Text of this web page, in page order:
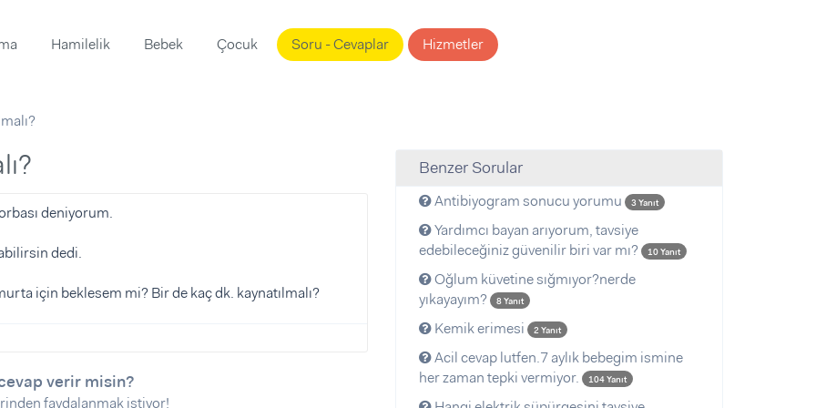
Hamilelik Bebek Çocuk Soru - Cevaplar Hizmetler
deniyorum.
dedi.
için beklesem mi? Bir de kaç dk. kaynatılmalı?
verir misin?
faydalanmak istiyor!
Benzer Sorular
Antibiyogram sonucu yorumu 3 Yanıt
Yardımcı bayan arıyorum, tavsiye
edebileceğiniz güvenilir biri var mı?
10 Yanıt
Oğlum küvetine sığmıyor?nerde
yıkayayım?
8 Yanıt
Kemik erimesi 2 Yanıt
Acil cevap lutfen.7 aylık bebegim ismine
her zaman tepki vermiyor.
104 Yanıt